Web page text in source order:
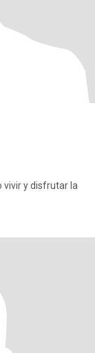
vivir y disfrutar la